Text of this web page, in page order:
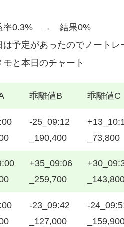
率0.3% → 結果0%
は予定があったのでノートレ
モと本日のチャート
乖離値B 乖離値C
-25_09:12
_190,400
_73,800
+35_09:06
_259,700
_143,800
-23_09:42
_127,000
-
_159,900